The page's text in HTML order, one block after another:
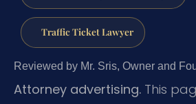
Traffic Ticket Lawyer
Reviewed by Mr. Sris, Owner and
Attorney advertising. This